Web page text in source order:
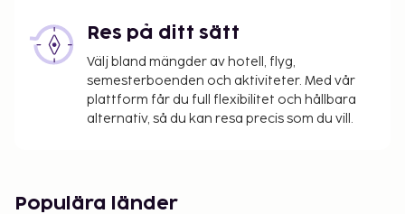
för alla transaktioner och gäster får tillgång till
rummen med mobilnyckel.
Kontaktfri incheckning och kontaktfri
utcheckning är tillgängliga.
Res på ditt sätt
Välj bland mängder av hotell, flyg,
semesterboenden och aktiviteter. Med vår
plattform får du full flexibilitet och hållbara
alternativ, så du kan resa precis som du vill.
Populära länder